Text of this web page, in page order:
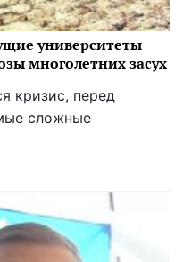
университеты
многолетних засух
кризис, перед
сложные